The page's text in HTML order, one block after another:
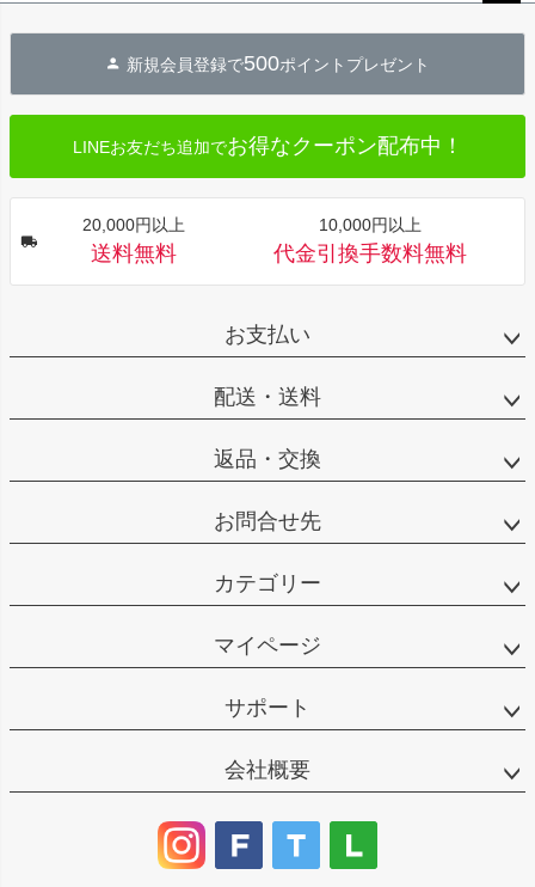
へ
新規会員登録で500ポイントプレゼント
LINEお友だち追加でお得なクーポン配布中！
20,000円以上
送料無料
10,000円以上
代金引換手数料無料
お支払い
配送・送料
返品・交換
お問合せ先
カテゴリー
マイページ
サポート
会社概要